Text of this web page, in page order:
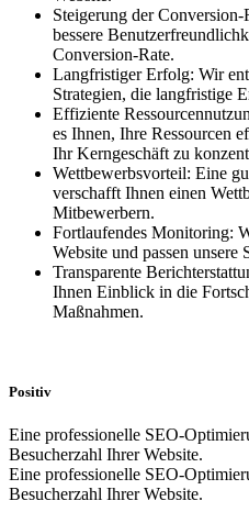
Steigerung der
bessere
Conversion-Rate.
Langfristiger Erfolg: Wir
Strategien, die langfristige
Effiziente
es Ihnen, Ihre Ressourcen
Ihr Kerngeschäft zu
Wettbewerbsvorteil: Eine
verschafft Ihnen einen
Mitbewerbern.
Fortlaufendes Monitoring:
Website und passen unsere
Transparente
Ihnen Einblick in die
Maßnahmen.
Positiv
Eine professionelle SEO-
Besucherzahl Ihrer Website.
Eine professionelle SEO-
Besucherzahl Ihrer Website.